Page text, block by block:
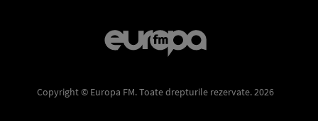
Copyright © Europa FM. Toate drepturile rezervate. 2026